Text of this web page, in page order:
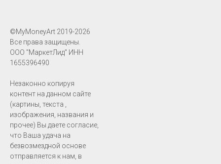
©MyMoneyArt 2019-2026
Все права защищены.
ООО "МаркетЛид" ИНН
1655396490
Незаконно копируя
контент на данном сайте
(картины, текста ,
изображения, названия и
прочее) Вы даете согласие,
что Ваша удача на
безвозмездной основе
отправляется к нам, в